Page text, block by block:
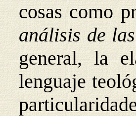
cosas como
análisis de
general, la
lenguaje